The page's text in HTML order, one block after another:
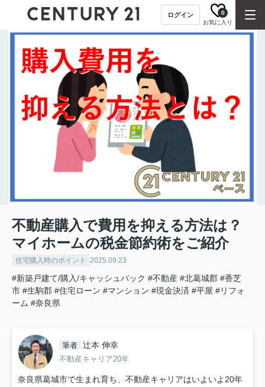
ログイン
お気に入り
0
不動産購入で費用を抑える方法は？
マイホームの税金節約術をご紹介
住宅購入時のポイント 2025.09.23
#新築戸建て/購入/キャッシュバック #不動産 #北葛城郡 #香芝
市 #生駒郡 #住宅ローン #マンション #現金決済 #平屋 #リフォ
ーム #奈良県
筆者 辻本 伸幸
不動産キャリア20年
奈良県葛城市で生まれ育ち、不動産キャリアはいよいよ20年